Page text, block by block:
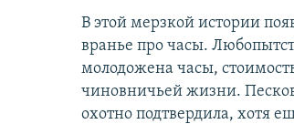
В этой мерзкой истории
вранье про часы.
молодожена часы,
чиновничьей жизни. Песков
охотно подтвердила, хотя